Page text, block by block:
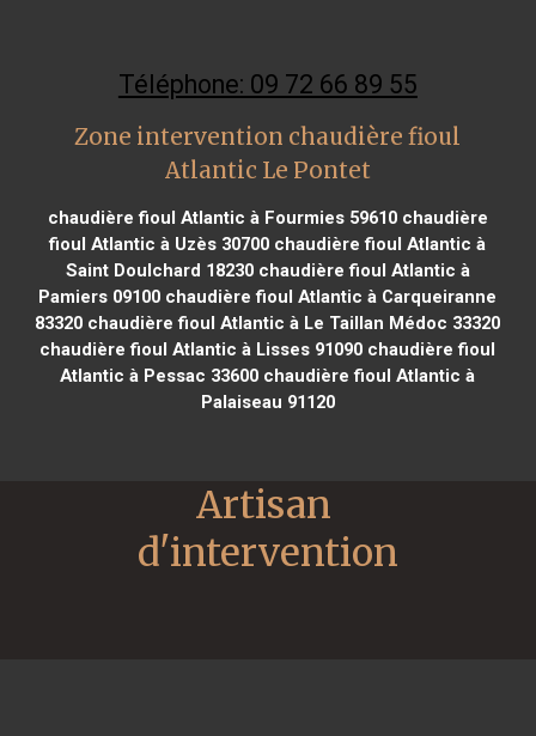
Téléphone: 09 72 66 89 55
Zone intervention chaudière fioul
Atlantic Le Pontet
chaudière fioul Atlantic à Fourmies 59610chaudière
fioul Atlantic à Uzès 30700 chaudière fioul Atlantic à
Saint Doulchard 18230chaudière fioul Atlantic à
Pamiers 09100 chaudière fioul Atlantic à Carqueiranne
83320 chaudière fioul Atlantic à Le Taillan Médoc 33320
chaudière fioul Atlantic à Lisses 91090 chaudière fioul
Atlantic à Pessac 33600 chaudière fioul Atlantic à
Palaiseau 91120
Artisan
d'intervention